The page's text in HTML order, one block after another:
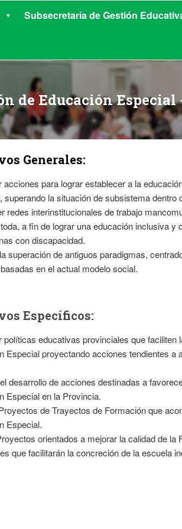
DE
Subsecretaría de Gestión
de Educación Especial
Generales:
acciones para lograr establecer a la
superando la situación de subsistema dentro
redes interinstitucionales de trabajo
a fin de lograr una educación inclusiva
con discapacidad.
superación de antiguos paradigmas,
en el actual modelo social.
Específicos:
políticas educativas provinciales que
Especial proyectando acciones tendientes
desarrollo de acciones destinadas a
Especial en la Provincia.
de Trayectos de Formación que
Especial.
orientados a mejorar la calidad de
que facilitarán la concreción de la escuela